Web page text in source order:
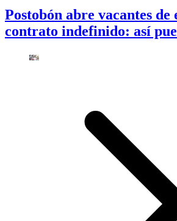
Postobón abre vacantes de
contrato indefinido: así